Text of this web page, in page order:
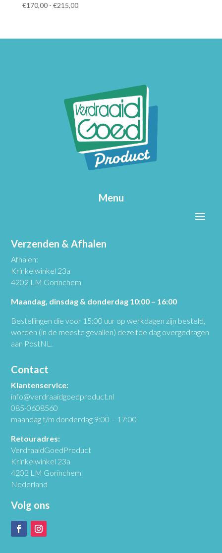
€170,00 - €215,00Prijsklasse:
€215,00
Menu
Verzenden & Afhalen
Afhalen:
Krinkelwinkel 23a
4202 LM Gorinchem
Maandag, dinsdag & donderdag 10:00 – 16:00
Bestellingen die voor 15:00 uur op werkdagen zijn besteld,
worden (in de meeste gevallen) dezelfde dag overgedragen
aan PostNL.
Contact
Klantenservice:
info@verdraaidgoedproduct.nl
085-0608560
maandag t/m donderdag 9:00 – 17:00
Retouradres:
VerdraaidGoedProduct
Krinkelwinkel 23a
4202 LM Gorinchem
Nederland
Volg ons